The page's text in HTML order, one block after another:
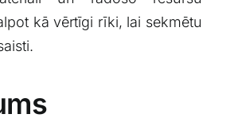
kā‍ vērtīgi rīki, lai sekmētu